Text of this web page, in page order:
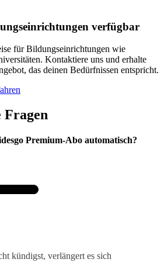
verfügbar
für Bildungseinrichtungen wie
Kontaktiere uns und erhalte
das deinen Bedürfnissen entspricht.
Fragen
Premium-Abo automatisch?
kündigst, verlängert es sich